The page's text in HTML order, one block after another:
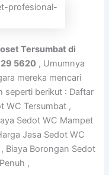
Tersumbat di
5620 , Umumnya
mereka mencari
seperti berikut : Daftar
WC Tersumbat ,
Sedot WC Mampet
Jasa Sedot WC
Biaya Borongan Sedot
,